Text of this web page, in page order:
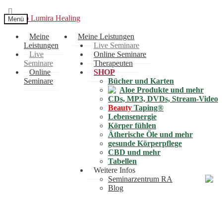
Zur
Navigation
springen
Zum
Inhalt
springen
Menü
Meine Leistungen
Live Seminare
Online Seminare
Therapeuten
SHOP
Bücher und Karten
Aloe Produkte und mehr
CDs, MP3, DVDs, Stream-Video
Beauty Taping®
Lebensenergie
Körper fühlen
Ätherische Öle und mehr
gesunde Körperpflege
CBD und mehr
Tabellen
Weitere Infos
Seminarzentrum RA
Blog
Meine
Leistungen
Live
Seminare
Online
Seminare